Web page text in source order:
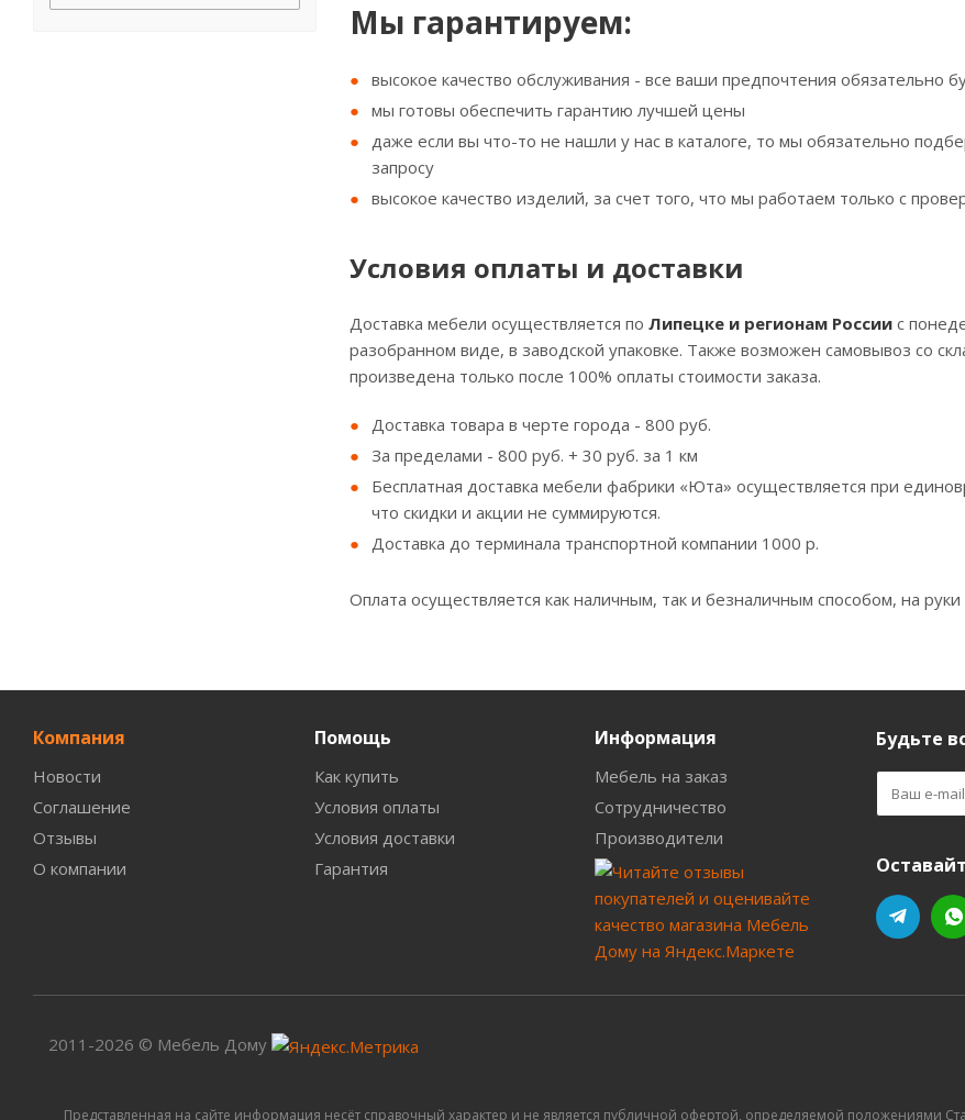
Мы гарантируем:
высокое качество обслуживания - все ваши предпочтения обязательно
мы готовы обеспечить гарантию лучшей цены
даже если вы что-то не нашли у нас в каталоге, то мы обязательно
запросу
высокое качество изделий, за счет того, что мы работаем только с
Условия оплаты и доставки
Доставка мебели осуществляется по Липецке и регионам России с
разобранном виде, в заводской упаковке. Также возможен самовывоз со
произведена только после 100% оплаты стоимости заказа.
Доставка товара в черте города - 800 руб.
За пределами - 800 руб. + 30 руб. за 1 км
Бесплатная доставка мебели фабрики «Юта» осуществляется при
что скидки и акции не суммируются.
Доставка до терминала транспортной компании 1000 р.
Оплата осуществляется как наличным, так и безналичным способом, на
Компания
Новости
Соглашение
Отзывы
О компании
Помощь
Как купить
Условия оплаты
Условия доставки
Гарантия
Информация
Мебель на заказ
Сотрудничество
Производители
Будьте
2011-2026 © Мебель Дому
Представленная на сайте информация несёт справочный характер и не является публичной офертой, определяемой положениями